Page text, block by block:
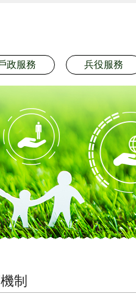
政服務 兵役服務
制